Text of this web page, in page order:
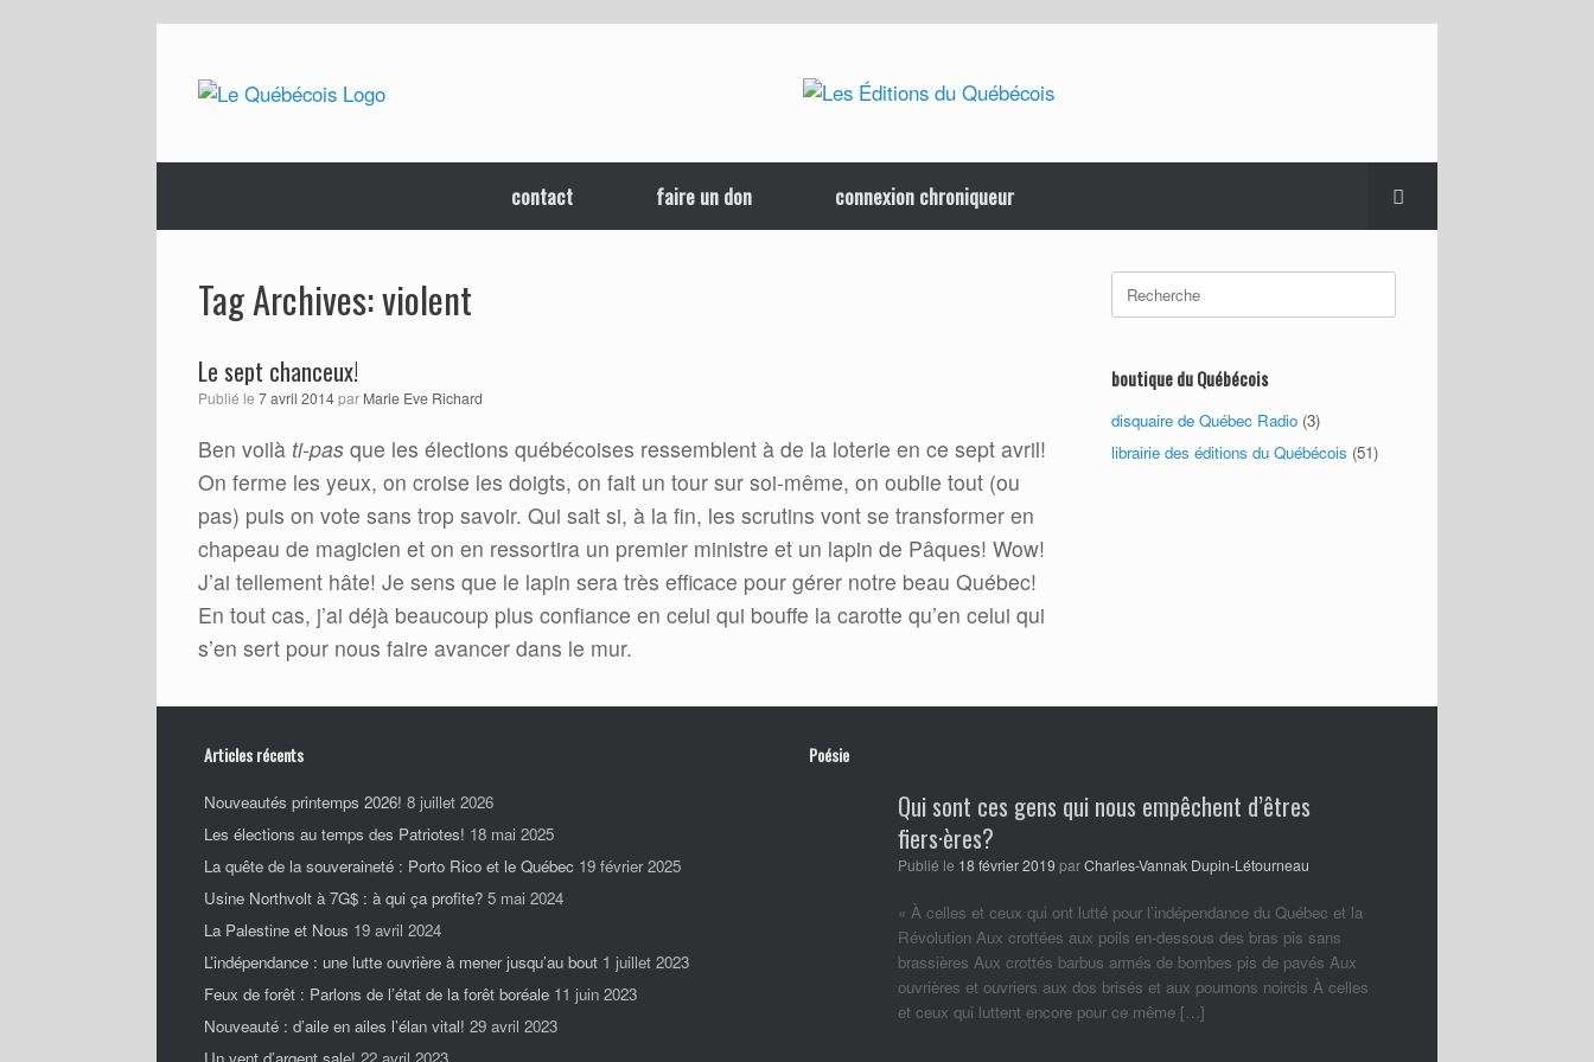
content
contact faire un don connexion chroniqueur
Tag Archives:violent
Le sept chanceux!
Publié le 7 avril 2014par Marie Eve Richard
Ben voilà ti-pas que les élections québécoises ressemblent à de la loterie en ce sept avril!
On ferme les yeux, on croise les doigts, on fait un tour sur soi-même, on oublie tout (ou
pas) puis on vote sans trop savoir. Qui sait si, à la fin, les scrutins vont se transformer en
chapeau de magicien et on en ressortira un premier ministre et un lapin de Pâques! Wow!
J’ai tellement hâte! Je sens que le lapin sera très efficace pour gérer notre beau Québec!
En tout cas, j’ai déjà beaucoup plus confiance en celui qui bouffe la carotte qu’en celui qui
s’en sert pour nous faire avancer dans le mur.
Search
for:
boutique du Québécois
disquaire de Québec Radio (3)
librairie des éditions du Québécois (51)
Articles récents
Nouveautés printemps 2026! 8 juillet 2026
Les élections au temps des Patriotes! 18 mai 2025
La quête de la souveraineté : Porto Rico et le Québec 19 février 2025
Usine Northvolt à 7G$ : à qui ça profite? 5 mai 2024
La Palestine et Nous 19 avril 2024
L’indépendance : une lutte ouvrière à mener jusqu’au bout 1 juillet 2023
Feux de forêt : Parlons de l’état de la forêt boréale 11 juin 2023
Nouveauté : d’aile en ailes l’élan vital! 29 avril 2023
Poésie
Qui sont ces gens qui nous empêchent d’êtres
fiers·ères?
Publié le 18 février 2019 parCharles-Vannak Dupin-Létourneau
« À celles et ceux qui ont lutté pour l’indépendance du Québec et la
Révolution Aux crottées aux poils en-dessous des bras pis sans
brassières Aux crottés barbus armés de bombes pis de pavés Aux
ouvrières et ouvriers aux dos brisés et aux poumons noircis À celles
et ceux qui luttent encore pour ce même […]